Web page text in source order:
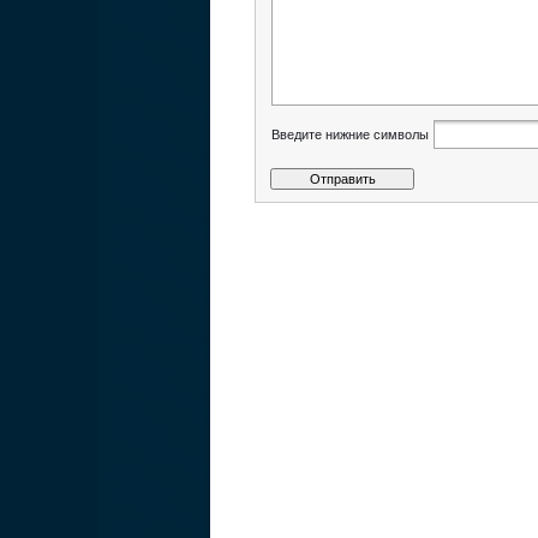
Введите нижние символы